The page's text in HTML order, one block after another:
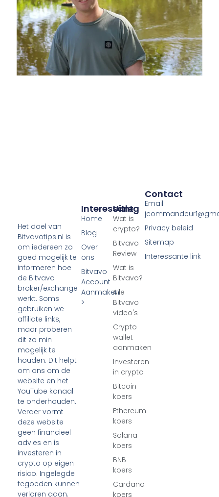
Het doel van
Bitvavotips.nl is
om iedereen zo
goed mogelijk te
informeren hoe
de Bitvavo
broker/exchange
werkt. Soms
gebruiken we
affiliate links,
maar proberen
dit zo min
mogelijk te
houden. Dit helpt
om ons om de
website en het
YouTube kanaal
te onderhouden.
Verder vormt
deze website
geen financieel
advies en is
investeren in
crypto op eigen
risico. Ingelegde
tegoeden kunnen
verloren gaan.
Uitleg
Wat is
crypto?
Bitvavo
Review
Wat is
Bitvavo?
Alle
Bitvavo
video's
Crypto
wallet
aanmaken
Investeren
in crypto
Bitcoin
koers
Ethereum
koers
Solana
koers
BNB
koers
Cardano
koers
Interessant
Home
Blog
Over
ons
Bitvavo
Account
Aanmaken
>
Contact
Email:
Privacy beleid
Sitemap
Interessante link